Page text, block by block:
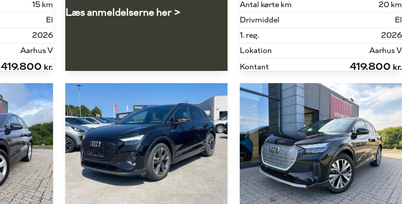
15 km
El
2026
Aarhus V
419.800 kr.
Læs anmeldelserne her >
Antal kørte km
20 km
Drivmiddel
El
1. reg.
2026
Lokation
Aarhus V
Kontant
419.800 kr.